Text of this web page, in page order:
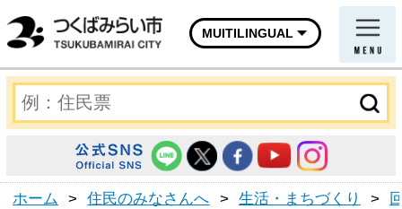
MUITILINGUAL
ホーム > 住民のみなさんへ > 生活・まちづくり >